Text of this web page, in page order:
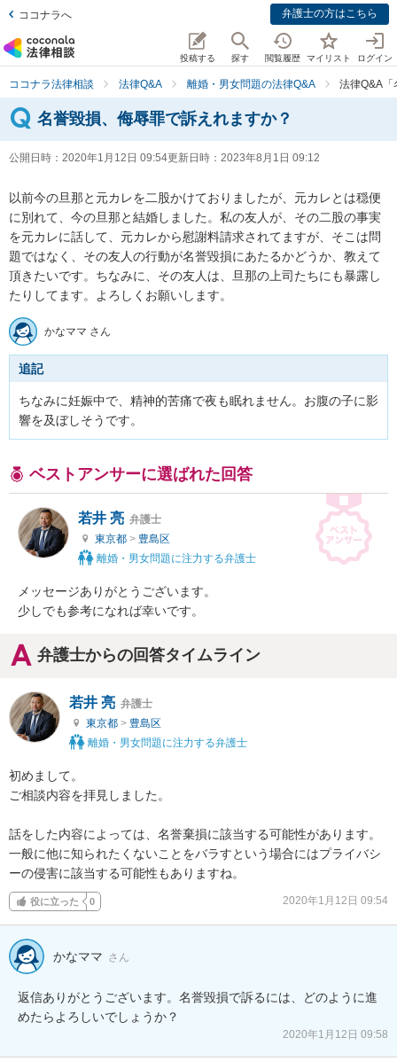
ココナラへ 弁護士の方はこちら
投稿する 探す 閲覧履歴 マイリスト ログイン
ココナラ法律相談 法律Q&A 離婚・男女問題の法律Q&A 法律Q&A「
名誉毀損、侮辱罪で訴えれますか？
公開日時： 2020年1月12日 09:54更新日時： 2023年8月1日 09:12
以前今の旦那と元カレを二股かけておりましたが、元カレとは穏便
に別れて、今の旦那と結婚しました。私の友人が、その二股の事実
を元カレに話して、元カレから慰謝料請求されてますが、そこは問
題ではなく、その友人の行動が名誉毀損にあたるかどうか、教えて
頂きたいです。ちなみに、その友人は、旦那の上司たちにも暴露し
たりしてます。よろしくお願いします。
かなママ さん
追記
ちなみに妊娠中で、精神的苦痛で夜も眠れません。お腹の子に影
響を及ぼしそうです。
ベストアンサーに選ばれた回答
若井 亮 弁護士
東京都 > 豊島区
離婚・男女問題に注力する弁護士
メッセージありがとうございます。
少しでも参考になれば幸いです。
弁護士からの回答タイムライン
若井 亮 弁護士
東京都 > 豊島区
離婚・男女問題に注力する弁護士
初めまして。
ご相談内容を拝見しました。
話をした内容によっては、名誉棄損に該当する可能性があります。
一般に他に知られたくないことをバラすという場合にはプライバシ
ーの侵害に該当する可能性もありますね。
役に立った 0 2020年1月12日 09:54
かなママ さん
返信ありがとうございます。名誉毀損で訴るには、どのように進
めたらよろしいでしょうか？
2020年1月12日 09:58